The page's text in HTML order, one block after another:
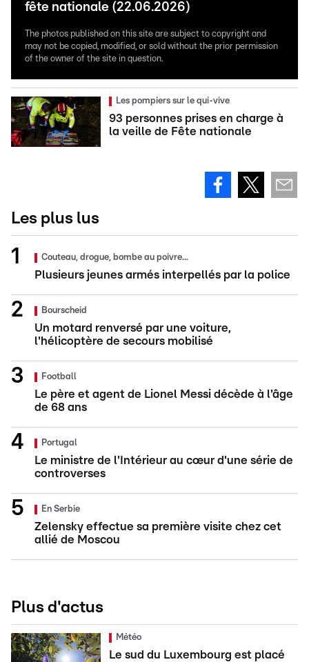
fête nationale (22.06.2026)
The photos published on this site are subject to copyright and
may not be copied, modified, or sold without the prior permission
of the owner of the site in question.
Les pompiers sur le qui-vive
93 personnes prises en charge à
la veille de Fête nationale
Les plus lus
Couteau, drogue, bombe au poivre...
Plusieurs jeunes armés interpellés par la police
Bourscheid
Un motard renversé par une voiture,
l'hélicoptère de secours mobilisé
Football
Le père et agent de Lionel Messi décède à l'âge
de 68 ans
Portugal
Le ministre de l'Intérieur au cœur d'une série de
controverses
En Serbie
Zelensky effectue sa première visite chez cet
allié de Moscou
Plus d'actus
Météo
Le sud du Luxembourg est placé